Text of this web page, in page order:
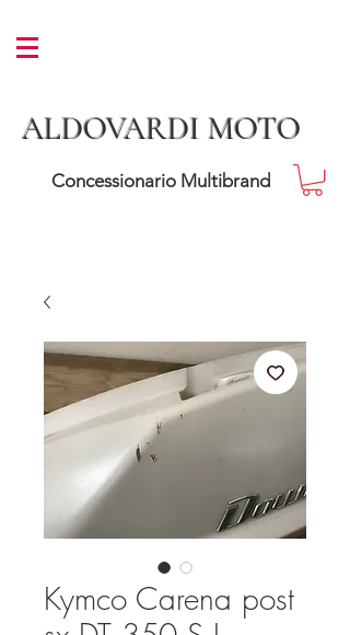
ALDOVARDI MOTO
Concessionario Multibrand
Kymco Carena post